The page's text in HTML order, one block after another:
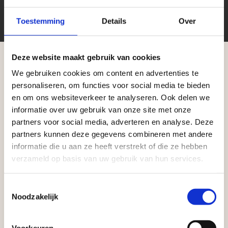
Toestemming Details Over
Deze website maakt gebruik van cookies
We gebruiken cookies om content en advertenties te
personaliseren, om functies voor social media te bieden
en om ons websiteverkeer te analyseren. Ook delen we
informatie over uw gebruik van onze site met onze
partners voor social media, adverteren en analyse. Deze
partners kunnen deze gegevens combineren met andere
informatie die u aan ze heeft verstrekt of die ze hebben
verzameld op basis van uw gebruik van hun services.
Noodzakelijk
Zakelijke klant worden
Vego Tuinmaterialen is de meest geschikte partner
voor zakelijke klanten op zoek naar tuin- en
infraproducten. Als professionele leverancier van
tuinmaterialen bieden wij een breed assortiment
aan producten van topkwaliteit. Lees meer over de
Aangepaste openingstijden tijdens de
vakantieperiode
Waardenburg en Vego Dordrecht hanteren tijdens
de vakantieperiode aangepaste openingstijden op
zaterdag. Bekijk de vestigingspagina voor de
actuele openingstijden.